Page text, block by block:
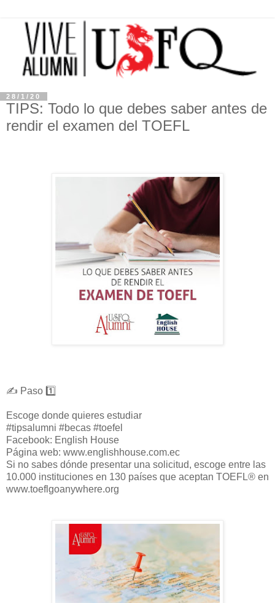
28/1/20
TIPS: Todo lo que debes saber antes de
rendir el examen del TOEFL
✍️ Paso 1️⃣
Escoge donde quieres estudiar
#tipsalumni #becas #toefel
Facebook: English House
Página web: www.englishhouse.com.ec
Si no sabes dónde presentar una solicitud, escoge entre las
10.000 instituciones en 130 países que aceptan TOEFL® en
www.toeflgoanywhere.org